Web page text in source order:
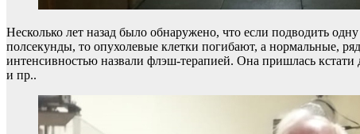
Несколько лет назад было обнаружено, что если подводить
полсекунды, то опухолевые клетки погибают, а нормальные,
интенсивностью назвали флэш-терапией. Она пришлась
и пр..